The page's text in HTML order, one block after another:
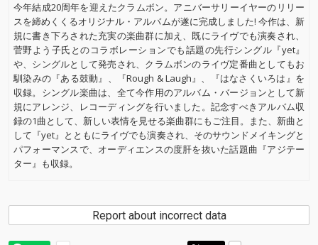
今年結成20周年を迎えたクラムボン。アニバーサリーイヤーのリリー
スを締めくくるオリジナル・アルバムが遂に完成しました! 今作は、新
規に書き下ろされた充実の楽曲群に加え、既にライヴでも演奏され、
菅野よう子氏とのコラボレーションでも話題の先行シングル『yet』
や、シングルとして発売され、クラムボンのライヴ定番曲としてもお
馴染みの『ある鼓動』、『Rough & Laugh』、『はなさくいろは』を
収録。シングル楽曲は、全て今作用のアルバム・バージョンとして新
規にアレンジ、レコーディングを行いました。記念すべきアルバム収
録の1曲として、新しい表情を見せる楽曲群にもご注目。また、新曲と
して『yet』とともにライヴでも演奏され、そのサウンドメイキングと
パフォーマンスで、オーディエンスの度肝を抜いた話題曲『アジテー
ター』も収録。
Report about incorrect data